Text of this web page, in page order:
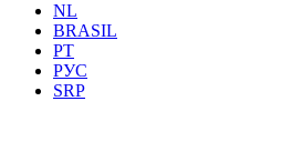
NL
BRASIL
PT
РУС
SRP